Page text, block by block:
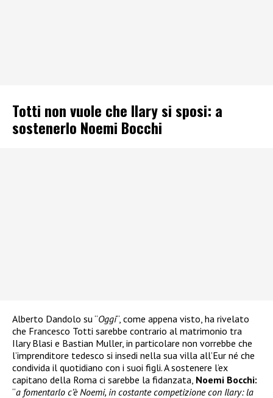
Totti non vuole che Ilary si sposi: a
sostenerlo Noemi Bocchi
Alberto Dandolo su “Oggi“, come appena visto, ha rivelato
che Francesco Totti sarebbe contrario al matrimonio tra
Ilary Blasi e Bastian Muller, in particolare non vorrebbe che
l’imprenditore tedesco si insedi nella sua villa all’Eur né che
condivida il quotidiano con i suoi figli. A sostenere l’ex
capitano della Roma ci sarebbe la fidanzata, Noemi Bocchi:
“a fomentarlo c’è Noemi, in costante competizione con Ilary: la